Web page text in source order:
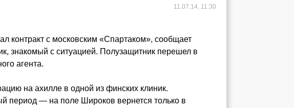
11.07.14, 11:30
контракт с московским «Спартаком», сообщает
знакомый с ситуацией. Полузащитник перешел в
агента.
на ахилле в одной из финских клиник.
период — на поле Широков вернется только в